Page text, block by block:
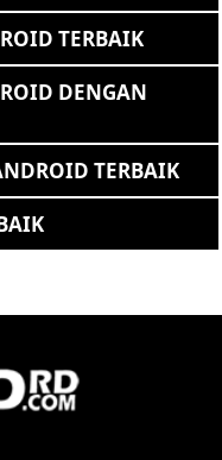
TERBAIK
DENGAN
TERBAIK